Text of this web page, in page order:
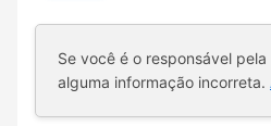
Se você é o responsável
alguma informação incorreta.